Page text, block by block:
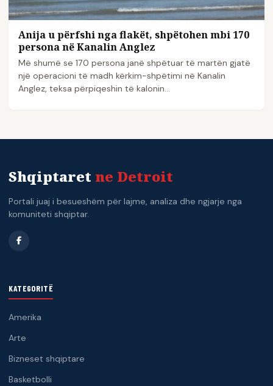
Anija u përfshi nga flakët, shpëtohen mbi 170
persona në Kanalin Anglez
Më shumë se 170 persona janë shpëtuar të martën gjatë
një operacioni të madh kërkim-shpëtimi në Kanalin
Anglez, teksa përpiqeshin të kalonin…
Shqiptaret ne Detroit
Portali juaj i besueshëm për lajme, analiza dhe ngjarje nga
komuniteti shqiptar.
KATEGORITË
Amerika
Arte
Bizneset shqiptare
Basketbolli